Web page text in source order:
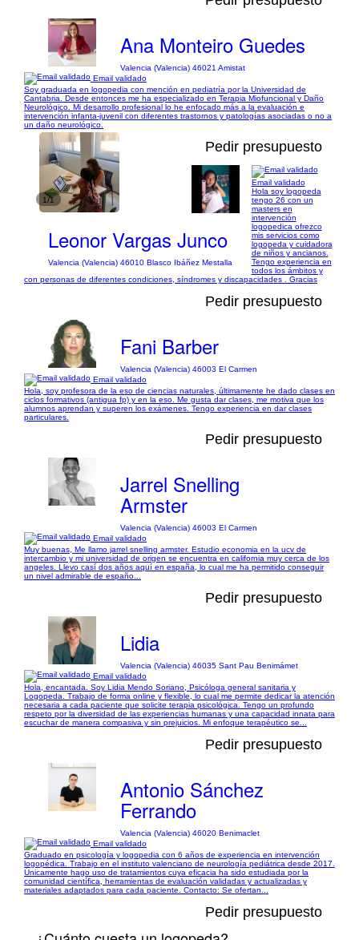
Ana Monteiro Guedes
Valencia (Valencia) 46021 Amistat
Email validado
Soy graduada en logopedia con mención en pediatría por la Universidad de
Cantabria. Desde entonces me ha especializado en Terapia Miofuncional y Daño
Neurológico. Mi desarrollo profesional lo he enfocado más a la evaluación e
intervención infanta-juvenil con diferentes trastornos y patologías asociadas o no a
un daño neurológico.
1/1
Pedir presupuesto
Leonor Vargas Junco
Valencia (Valencia) 46010 Blasco Ibáñez Mestalla
Email validado
Hola soy logopeda
tengo 26 con un
masters en
intervención
logopedica ofrezco
mis servicios como
logopeda y cuidadora
de niños y ancianos.
Tengo experiencia en
todos los ámbitos y
con personas de diferentes condiciones, síndromes y discapacidades . Gracias
Pedir presupuesto
Fani Barber
Valencia (Valencia) 46003 El Carmen
Email validado
Hola, soy profesora de la eso de ciencias naturales, últimamente he dado clases en
ciclos formativos (antigua fp) y en la eso. Me gusta dar clases, me motiva que los
alumnos aprendan y superen los exámenes. Tengo experiencia en dar clases
particulares.
Pedir presupuesto
Jarrel Snelling
Armster
Valencia (Valencia) 46003 El Carmen
Email validado
Muy buenas, Me llamo jarrel snelling armster. Estudio economia en la ucv de
intercambio y mi universidad de origen se encuentra en california muy cerca de los
angeles. Llevo casí dos años aquí en españa, lo cual me ha permitido conseguir
un nivel admirable de españo...
Pedir presupuesto
Lidia
Valencia (Valencia) 46035 Sant Pau Benimámet
Email validado
Hola, encantada. Soy Lidia Mendo Soriano, Psicóloga general sanitaria y
Logopeda. Trabajo de forma online y flexible, lo cual me permite dedicar la atención
necesaria a cada paciente que solicite terapia psicológica. Tengo un profundo
respeto por la diversidad de las experiencias humanas y una capacidad innata para
escuchar de manera compasiva y sin prejuicios. Mi enfoque terapéutico se...
Pedir presupuesto
Antonio Sánchez
Ferrando
Valencia (Valencia) 46020 Benimaclet
Email validado
Graduado en psicología y logopedia con 6 años de experiencia en intervención
logopédica. Trabajo en el instituto valenciano de neurología pediátrica desde 2017.
Únicamente hago uso de tratamientos cuya eficacia ha sido estudiada por la
comunidad científica, herramientas de evaluación validadas y actualizadas y
materiales adaptados para cada paciente. Contacto: Se ofertan...
Pedir presupuesto